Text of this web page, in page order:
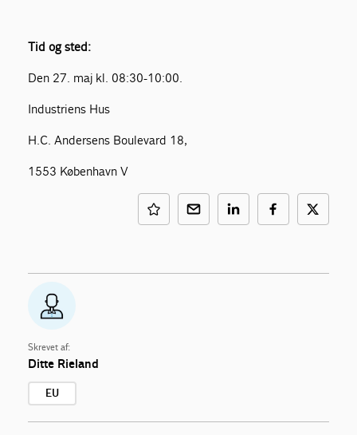
Tid og sted:
Den 27. maj kl. 08:30-10:00.
Industriens Hus
H.C. Andersens Boulevard 18,
1553 København V
Skrevet af:
Ditte Rieland
EU